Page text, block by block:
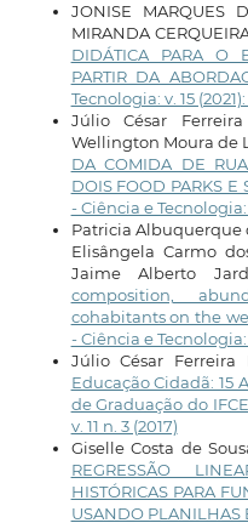
JONISE MARQUES
MIRANDA
DIDÁTICA PARA O
PARTIR DA
Tecnologia: v. 15
Júlio César
Wellington Moura de
DA COMIDA DE
DOIS FOOD PARKS E
- Ciência e Tecnologia:
Patricia Albuquerque
Elisângela Carmo
Jaime Alberto
composition,
cohabitants on the
- Ciência e Tecnologia:
Júlio César Ferreira
Educação Cidadã: 15
de Graduação do
v. 11 n. 3 (2017)
Giselle Costa de
REGRESSÃO
HISTÓRICAS PARA
USANDO PLANILHAS